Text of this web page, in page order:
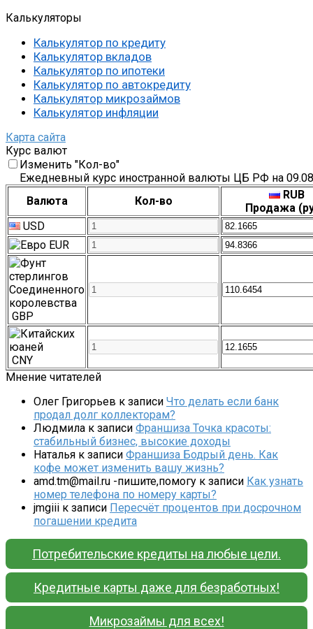
Калькуляторы
Калькулятор по кредиту
Калькулятор вкладов
Калькулятор по ипотеки
Калькулятор по автокредиту
Калькулятор микрозаймов
Калькулятор инфляции
Карта сайта
Курс валют
Изменить "Кол-во"
Ежедневный курс иностранной валюты ЦБ РФ на
Валюта
Кол-во
RUB
Продажа
USD
EUR
GBP
CNY
Мнение читателей
Олег Григорьев к записи Что делать если банк
продал долг коллекторам?
Людмила к записи Франшиза Точка красоты:
стабильный бизнес, высокие доходы
Наталья к записи Франшиза Бодрый день. Как
кофе может изменить вашу жизнь?
amd.tm@mail.ru -пишите,помогу к записи Как узнать
номер телефона по номеру карты?
jmgiii к записи Пересчёт процентов при досрочном
погашении кредита
Потребительские кредиты на любые цели.
Кредитные карты даже для безработных!
Микрозаймы для всех!